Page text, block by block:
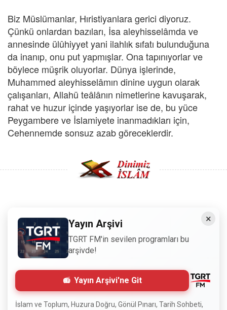
Biz Müslümanlar, Hıristiyanlara gerici diyoruz.
Çünkü onlardan bazıları, İsa aleyhisselâmda ve
annesinde ülûhiyyet yani ilahlık sıfatı bulunduğuna
da inanıp, onu put yapmışlar. Ona tapınıyorlar ve
böylece müşrik oluyorlar. Dünya işlerinde,
Muhammed aleyhisselâmın dinine uygun olarak
çalışanları, Allahü teâlânın nimetlerine kavuşarak,
rahat ve huzur içinde yaşıyorlar ise de, bu yüce
Peygambere ve İslamiyete inanmadıkları için,
Cehennemde sonsuz azab göreceklerdir.
Sitemizdeki bilgiler, bütün insanların istifadesi için
hazırlanmıştır. Orijinaline sadık kalmak şartıyla, izin
almaya gerek kalmadan, herkes istediği gibi alıp istifade
edebilir.
Normal Siteyi Göster
×
Yayın Arşivi
TGRT FM'in sevilen programları bu
arşivde!
Yayın Arşivi'ne Git
İslam ve Toplum, Huzura Doğru, Gönül Pınarı, Tarih Sohbeti,